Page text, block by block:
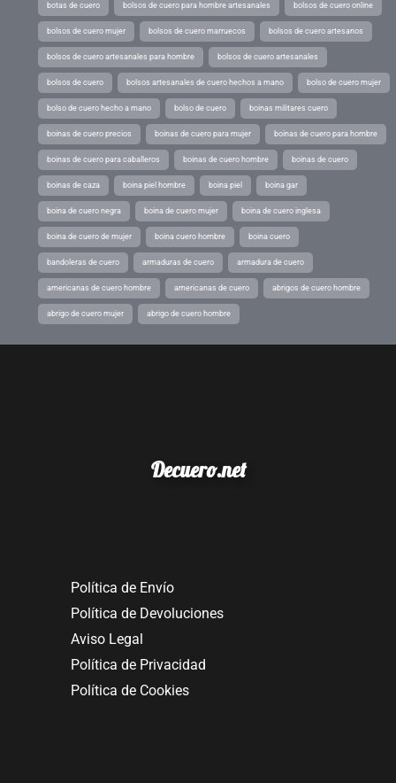
botas de cuero bolsos de cuero para hombre artesanales bolsos de cuero online
bolsos de cuero mujer bolsos de cuero marruecos bolsos de cuero artesanos
bolsos de cuero artesanales para hombre bolsos de cuero artesanales
bolsos de cuero bolsos artesanales de cuero hechos a mano bolso de cuero mujer
bolso de cuero hecho a mano bolso de cuero boinas militares cuero
boinas de cuero precios boinas de cuero para mujer boinas de cuero para hombre
boinas de cuero para caballeros boinas de cuero hombre boinas de cuero
boinas de caza boina piel hombre boina piel boina gar
boina de cuero negra boina de cuero mujer boina de cuero inglesa
boina de cuero de mujer boina cuero hombre boina cuero
bandoleras de cuero armaduras de cuero armadura de cuero
americanas de cuero hombre americanas de cuero abrigos de cuero hombre
abrigo de cuero mujer abrigo de cuero hombre
Decuero.net
Política de Envío
Política de Devoluciones
Aviso Legal
Política de Privacidad
Política de Cookies